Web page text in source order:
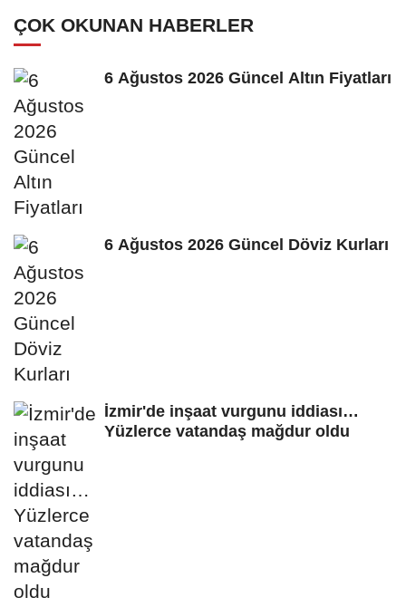
ÇOK OKUNAN HABERLER
6 Ağustos 2026 Güncel Altın Fiyatları
6 Ağustos 2026 Güncel Döviz Kurları
İzmir'de inşaat vurgunu iddiası…
Yüzlerce vatandaş mağdur oldu